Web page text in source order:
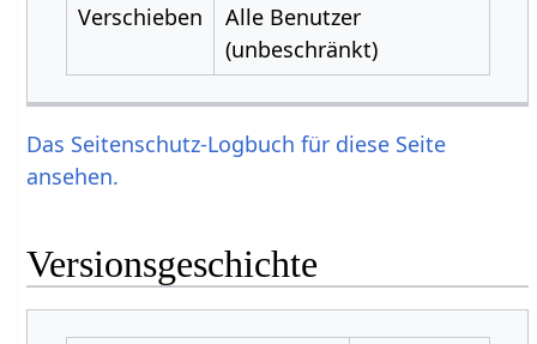
Verschieben
Alle Benutzer
(unbeschränkt)
Das Seitenschutz-Logbuch für diese Seite
ansehen.
Versionsgeschichte